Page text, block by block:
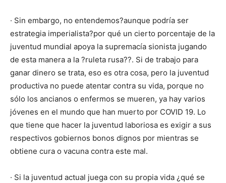
· Sin embargo, no entendemos?aunque podría ser
estrategia imperialista?por qué un cierto porcentaje de la
juventud mundial apoya la supremacía sionista jugando
de esta manera a la ?ruleta rusa??. Si de trabajo para
ganar dinero se trata, eso es otra cosa, pero la juventud
productiva no puede atentar contra su vida, porque no
sólo los ancianos o enfermos se mueren, ya hay varios
jóvenes en el mundo que han muerto por COVID 19. Lo
que tiene que hacer la juventud laboriosa es exigir a sus
respectivos gobiernos bonos dignos por mientras se
obtiene cura o vacuna contra este mal.
· Si la juventud actual juega con su propia vida ¿qué se